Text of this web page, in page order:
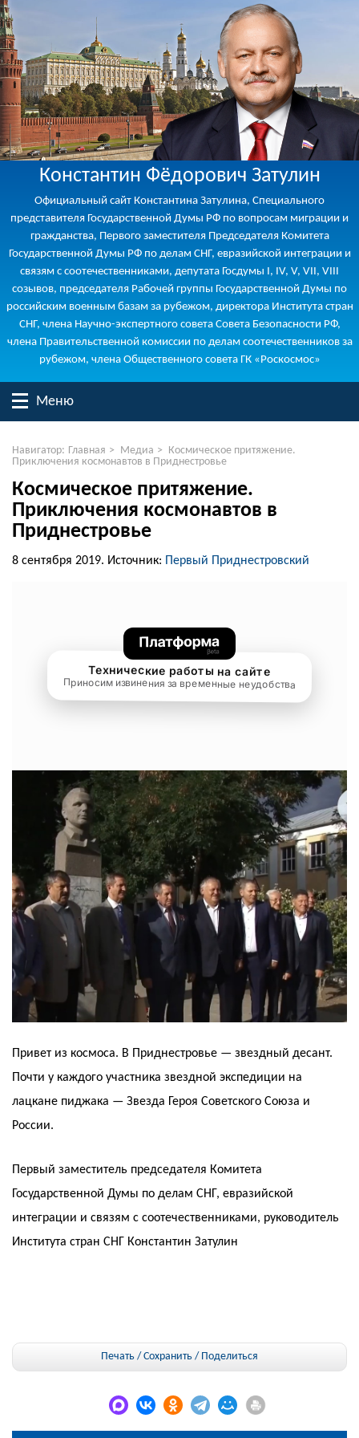
Константин Фёдорович Затулин
Официальный сайт Константина Затулина, Специального
представителя Государственной Думы РФ по вопросам миграции и
гражданства, Первого заместителя Председателя Комитета
Государственной Думы РФ по делам СНГ, евразийской интеграции и
связям с соотечественниками, депутата Госдумы I, IV, V, VII, VIII
созывов, председателя Рабочей группы Государственной Думы по
российским военным базам за рубежом, директора Института стран
СНГ, члена Научно-экспертного совета Совета Безопасности РФ,
члена Правительственной комиссии по делам соотечественников за
рубежом, члена Общественного совета ГК «Роскосмос»
Меню
Навигатор: Главная > Медиа > Космическое притяжение.
Приключения космонавтов в Приднестровье
Космическое притяжение.
Приключения космонавтов в
Приднестровье
8 сентября 2019. Источник: Первый Приднестровский
Привет из космоса. В Приднестровье — звездный десант.
Почти у каждого участника звездной экспедиции на
лацкане пиджака — Звезда Героя Советского Союза и
России.
Первый заместитель председателя Комитета
Государственной Думы по делам СНГ, евразийской
интеграции и связям с соотечественниками, руководитель
Института стран СНГ Константин Затулин
Печать / Сохранить / Поделиться